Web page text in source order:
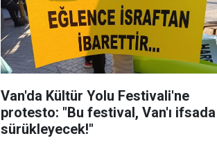
Van'da Kültür Yolu Festivali'ne
protesto: "Bu festival, Van'ı ifsada
sürükleyecek!"